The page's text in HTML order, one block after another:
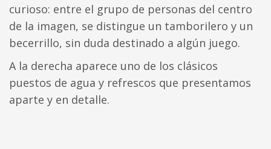
curioso: entre el grupo de personas del centro
de la imagen, se distingue un tamborilero y un
becerrillo, sin duda destinado a algún juego.
A la derecha aparece uno de los clásicos
puestos de agua y refrescos que presentamos
aparte y en detalle.